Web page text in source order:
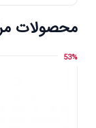
محصولات
53%